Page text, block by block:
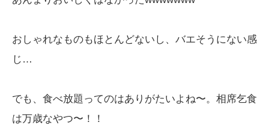
おしゃれなものもほとんどないし、バエそうにない感
じ…
でも、食べ放題ってのはありがたいよね〜。相席乞食
は万歳なやつ〜！！